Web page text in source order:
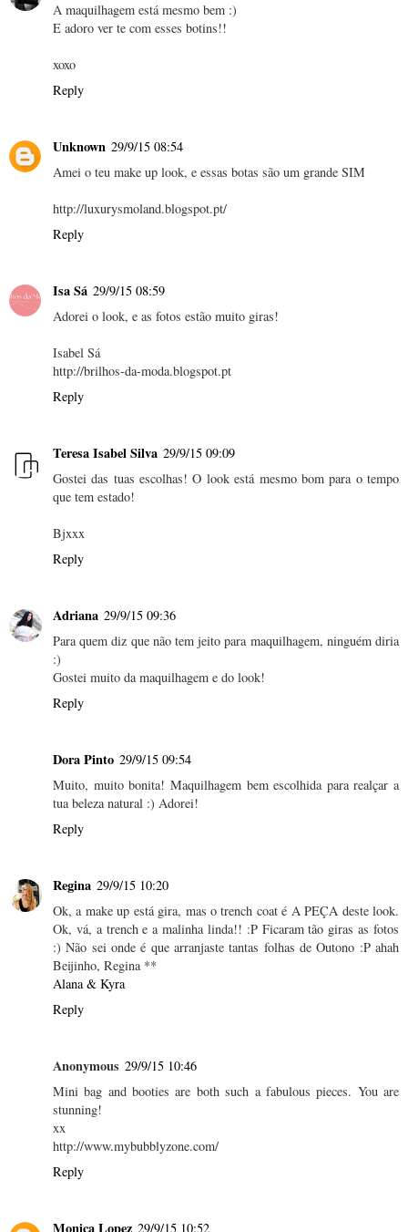
A maquilhagem está mesmo bem :)
E adoro ver te com esses botins!!
xoxo
Reply
Unknown 29/9/15 08:54
Amei o teu make up look, e essas botas são um grande SIM
http://luxurysmoland.blogspot.pt/
Reply
Isa Sá 29/9/15 08:59
Adorei o look, e as fotos estão muito giras!
Isabel Sá
http://brilhos-da-moda.blogspot.pt
Reply
Teresa Isabel Silva 29/9/15 09:09
Gostei das tuas escolhas! O look está mesmo bom para o tempo
que tem estado!
Bjxxx
Reply
Adriana 29/9/15 09:36
Para quem diz que não tem jeito para maquilhagem, ninguém diria
:)
Gostei muito da maquilhagem e do look!
Reply
Dora Pinto 29/9/15 09:54
Muito, muito bonita! Maquilhagem bem escolhida para realçar a
tua beleza natural :) Adorei!
Reply
Regina 29/9/15 10:20
Ok, a make up está gira, mas o trench coat é A PEÇA deste look.
Ok, vá, a trench e a malinha linda!! :P Ficaram tão giras as fotos
:) Não sei onde é que arranjaste tantas folhas de Outono :P ahah
Beijinho, Regina **
Alana & Kyra
Reply
Anonymous 29/9/15 10:46
Mini bag and booties are both such a fabulous pieces. You are
stunning!
xx
http://www.mybubblyzone.com/
Reply
Monica Lopez 29/9/15 10:52